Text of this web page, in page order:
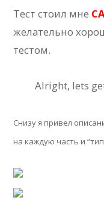
Тест стоил мне
желательно
тестом.
Alright, lets
Снизу я привел
на каждую часть и